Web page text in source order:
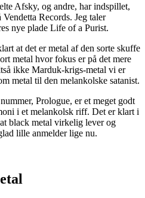
Afsky, og andre, har indspillet,
Records. Jeg taler
nye plade Life of a Purist.
at det er metal af den sorte skuffe
metal hvor fokus er på det mere
ikke Marduk-krigs-metal vi er
metal til den melankolske satanist.
Prologue, er et meget godt
i et melankolsk riff. Det er klart i
black metal virkelig lever og
lille anmelder lige nu.